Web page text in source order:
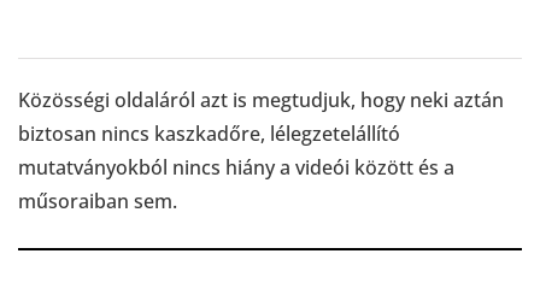
Közösségi oldaláról azt is megtudjuk, hogy neki aztán
biztosan nincs kaszkadőre, lélegzetelállító
mutatványokból nincs hiány a videói között és a
műsoraiban sem.